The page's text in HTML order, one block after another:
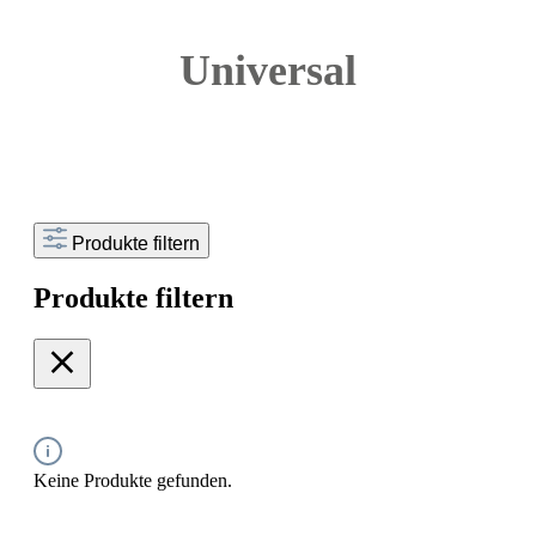
Universal
Produkte filtern
Produkte filtern
Keine Produkte gefunden.